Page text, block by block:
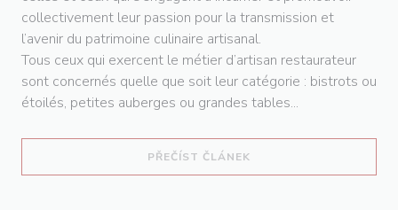
collectivement leur passion pour la transmission et
l’avenir du patrimoine culinaire artisanal.
Tous ceux qui exercent le métier d’artisan restaurateur
sont concernés quelle que soit leur catégorie : bistrots ou
étoilés, petites auberges ou grandes tables...
PŘEČÍST ČLÁNEK((OTEVŘE SE V NOVÉM